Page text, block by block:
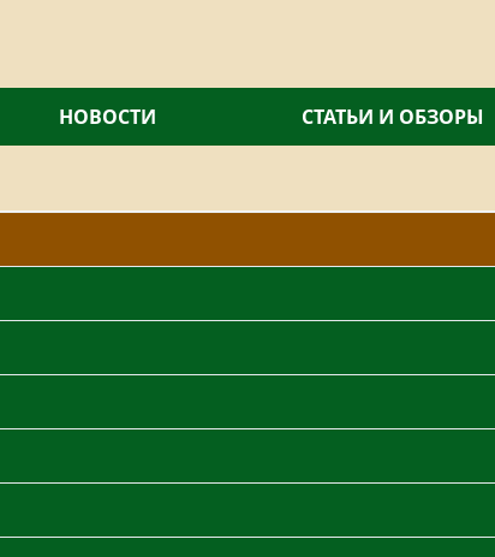
НОВОСТИ СТАТЬИ И ОБЗОРЫ